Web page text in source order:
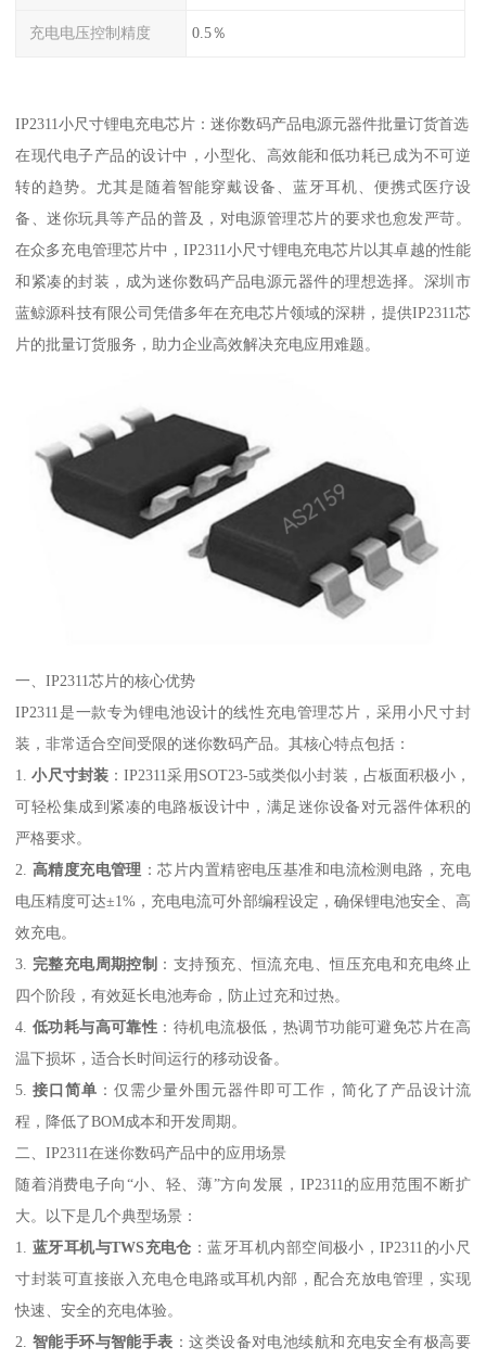
充电电压控制精度 0.5％
IP2311小尺寸锂电充电芯片：迷你数码产品电源元器件批量订货首选
在现代电子产品的设计中，小型化、高效能和低功耗已成为不可逆
转的趋势。尤其是随着智能穿戴设备、蓝牙耳机、便携式医疗设
备、迷你玩具等产品的普及，对电源管理芯片的要求也愈发严苛。
在众多充电管理芯片中，IP2311小尺寸锂电充电芯片以其卓越的性能
和紧凑的封装，成为迷你数码产品电源元器件的理想选择。深圳市
蓝鲸源科技有限公司凭借多年在充电芯片领域的深耕，提供IP2311芯
片的批量订货服务，助力企业高效解决充电应用难题。
一、IP2311芯片的核心优势
IP2311是一款专为锂电池设计的线性充电管理芯片，采用小尺寸封
装，非常适合空间受限的迷你数码产品。其核心特点包括：
1.小尺寸封装 ：IP2311采用SOT23-5或类似小封装，占板面积极小，
可轻松集成到紧凑的电路板设计中，满足迷你设备对元器件体积的
严格要求。
2. 高精度充电管理 ：芯片内置精密电压基准和电流检测电路，充电
电压精度可达±1%，充电电流可外部编程设定，确保锂电池安全、高
效充电。
3. 完整充电周期控制 ：支持预充、恒流充电、恒压充电和充电终止
四个阶段，有效延长电池寿命，防止过充和过热。
4. 低功耗与高可靠性 ：待机电流极低，热调节功能可避免芯片在高
温下损坏，适合长时间运行的移动设备。
5.接口简单 ：仅需少量外围元器件即可工作，简化了产品设计流
程，降低了BOM成本和开发周期。
二、IP2311在迷你数码产品中的应用场景
随着消费电子向“小、轻、薄”方向发展，IP2311的应用范围不断扩
大。以下是几个典型场景：
1. 蓝牙耳机与TWS充电仓 ：蓝牙耳机内部空间极小，IP2311的小尺
寸封装可直接嵌入充电仓电路或耳机内部，配合充放电管理，实现
快速、安全的充电体验。
2. 智能手环与智能手表 ：这类设备对电池续航和充电安全有极高要